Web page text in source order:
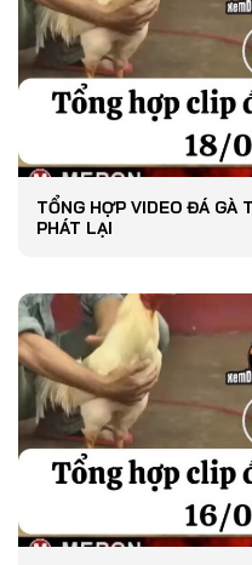
TỔNG HỢP VIDEO ĐÁ
PHÁT LẠI